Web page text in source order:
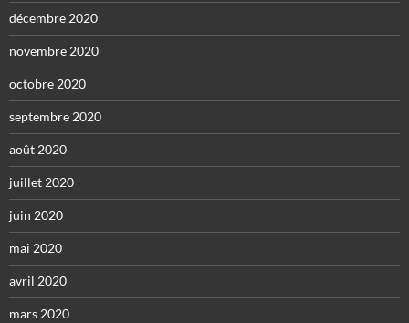
décembre 2020
novembre 2020
octobre 2020
septembre 2020
août 2020
juillet 2020
juin 2020
mai 2020
avril 2020
mars 2020